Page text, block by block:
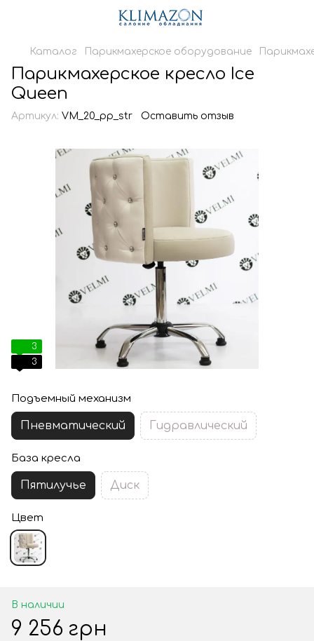
Каталог Парикмахерское оборудование
Парикмахерское кресло Ice
Queen
Артикул: VM_20_pp_str Оставить отзыв
3
3
Подъемный механизм
Пневматический Гидравлический
База кресла
Пятилучье Диск
Цвет
В наличии
9 256 грн